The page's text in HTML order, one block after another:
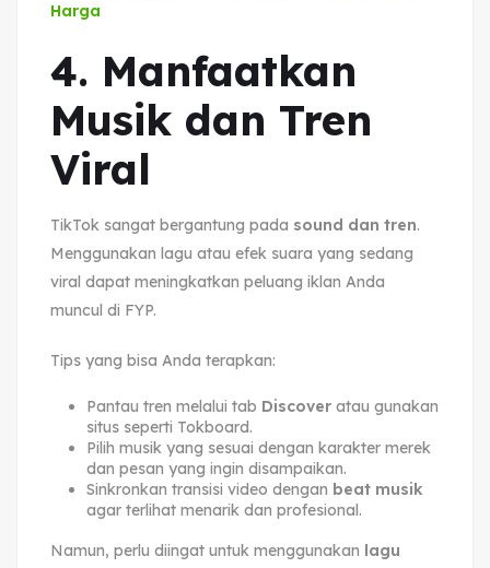
Harga
4. Manfaatkan
Musik dan Tren
Viral
TikTok sangat bergantung pada sound dan tren.
Menggunakan lagu atau efek suara yang sedang
viral dapat meningkatkan peluang iklan Anda
muncul di FYP.
Tips yang bisa Anda terapkan:
Pantau tren melalui tab Discoveratau gunakan
situs seperti Tokboard.
Pilih musik yang sesuai dengan karakter merek
dan pesan yang ingin disampaikan.
Sinkronkan transisi video dengan beat musik
agar terlihat menarik dan profesional.
Namun, perlu diingat untuk menggunakan lagu